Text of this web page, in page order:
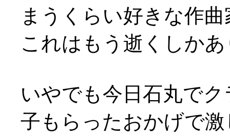
まうくらい好きな作
これはもう逝くしか
いやでも今日石丸で
子もらったおかげで